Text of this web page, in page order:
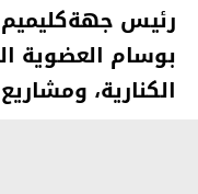
رئيس جهةكليميم
بوسام العضوية
الكنارية،